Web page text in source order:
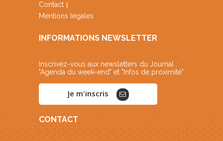
Contact
Mentions légales
INFORMATIONS NEWSLETTER
Inscrivez-vous aux newsletters du Journal :
"Agenda du week-end" et "Infos de proximité"
Je m'inscris
CONTACT